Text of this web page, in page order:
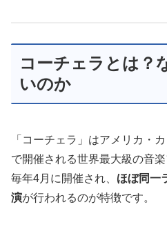
コーチェラとは？
いのか
「コーチェラ」はアメリカ・
で開催される世界最大級の音楽
毎年4月に開催され、 ほぼ同一
演が行われるのが特徴です。